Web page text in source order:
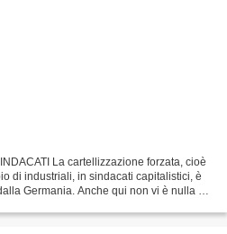
La cartellizzazione forzata, cioè
di industriali, in sindacati capitalistici, è
Germania. Anche qui non vi è nulla di